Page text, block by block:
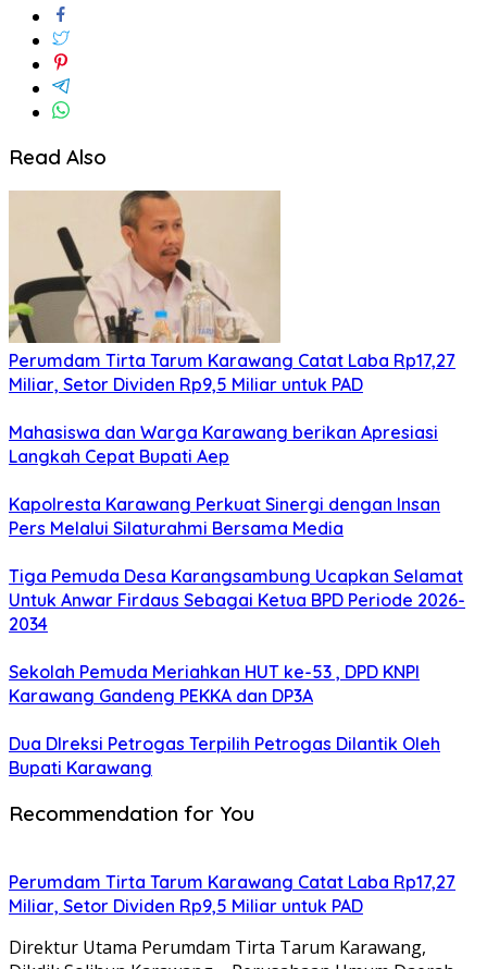
Read Also
Perumdam Tirta Tarum Karawang Catat Laba Rp17,27
Miliar, Setor Dividen Rp9,5 Miliar untuk PAD
Mahasiswa dan Warga Karawang berikan Apresiasi
Langkah Cepat Bupati Aep
Kapolresta Karawang Perkuat Sinergi dengan Insan
Pers Melalui Silaturahmi Bersama Media
Tiga Pemuda Desa Karangsambung Ucapkan Selamat
Untuk Anwar Firdaus Sebagai Ketua BPD Periode 2026-
2034
Sekolah Pemuda Meriahkan HUT ke-53 , DPD KNPI
Karawang Gandeng PEKKA dan DP3A
Dua DIreksi Petrogas Terpilih Petrogas Dilantik Oleh
Bupati Karawang
Recommendation for You
Perumdam Tirta Tarum Karawang Catat Laba Rp17,27
Miliar, Setor Dividen Rp9,5 Miliar untuk PAD
Direktur Utama Perumdam Tirta Tarum Karawang,